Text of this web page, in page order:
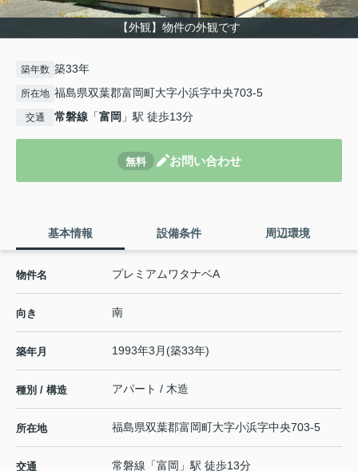
【外観】物件の外観です
築年数 築33年
所在地 福島県双葉郡富岡町大字小浜字中央703-5
交通 常磐線 「富岡 」駅 徒歩13分
無料 お問い合わせ
基本情報 設備条件 周辺環境
物件名 プレミアムワタナベA
向き 南
築年月 1993年3月(築33年)
種別 / 構造 アパート / 木造
所在地 福島県双葉郡富岡町大字小浜字中央703-5
交通 常磐線 「富岡 」駅 徒歩13分